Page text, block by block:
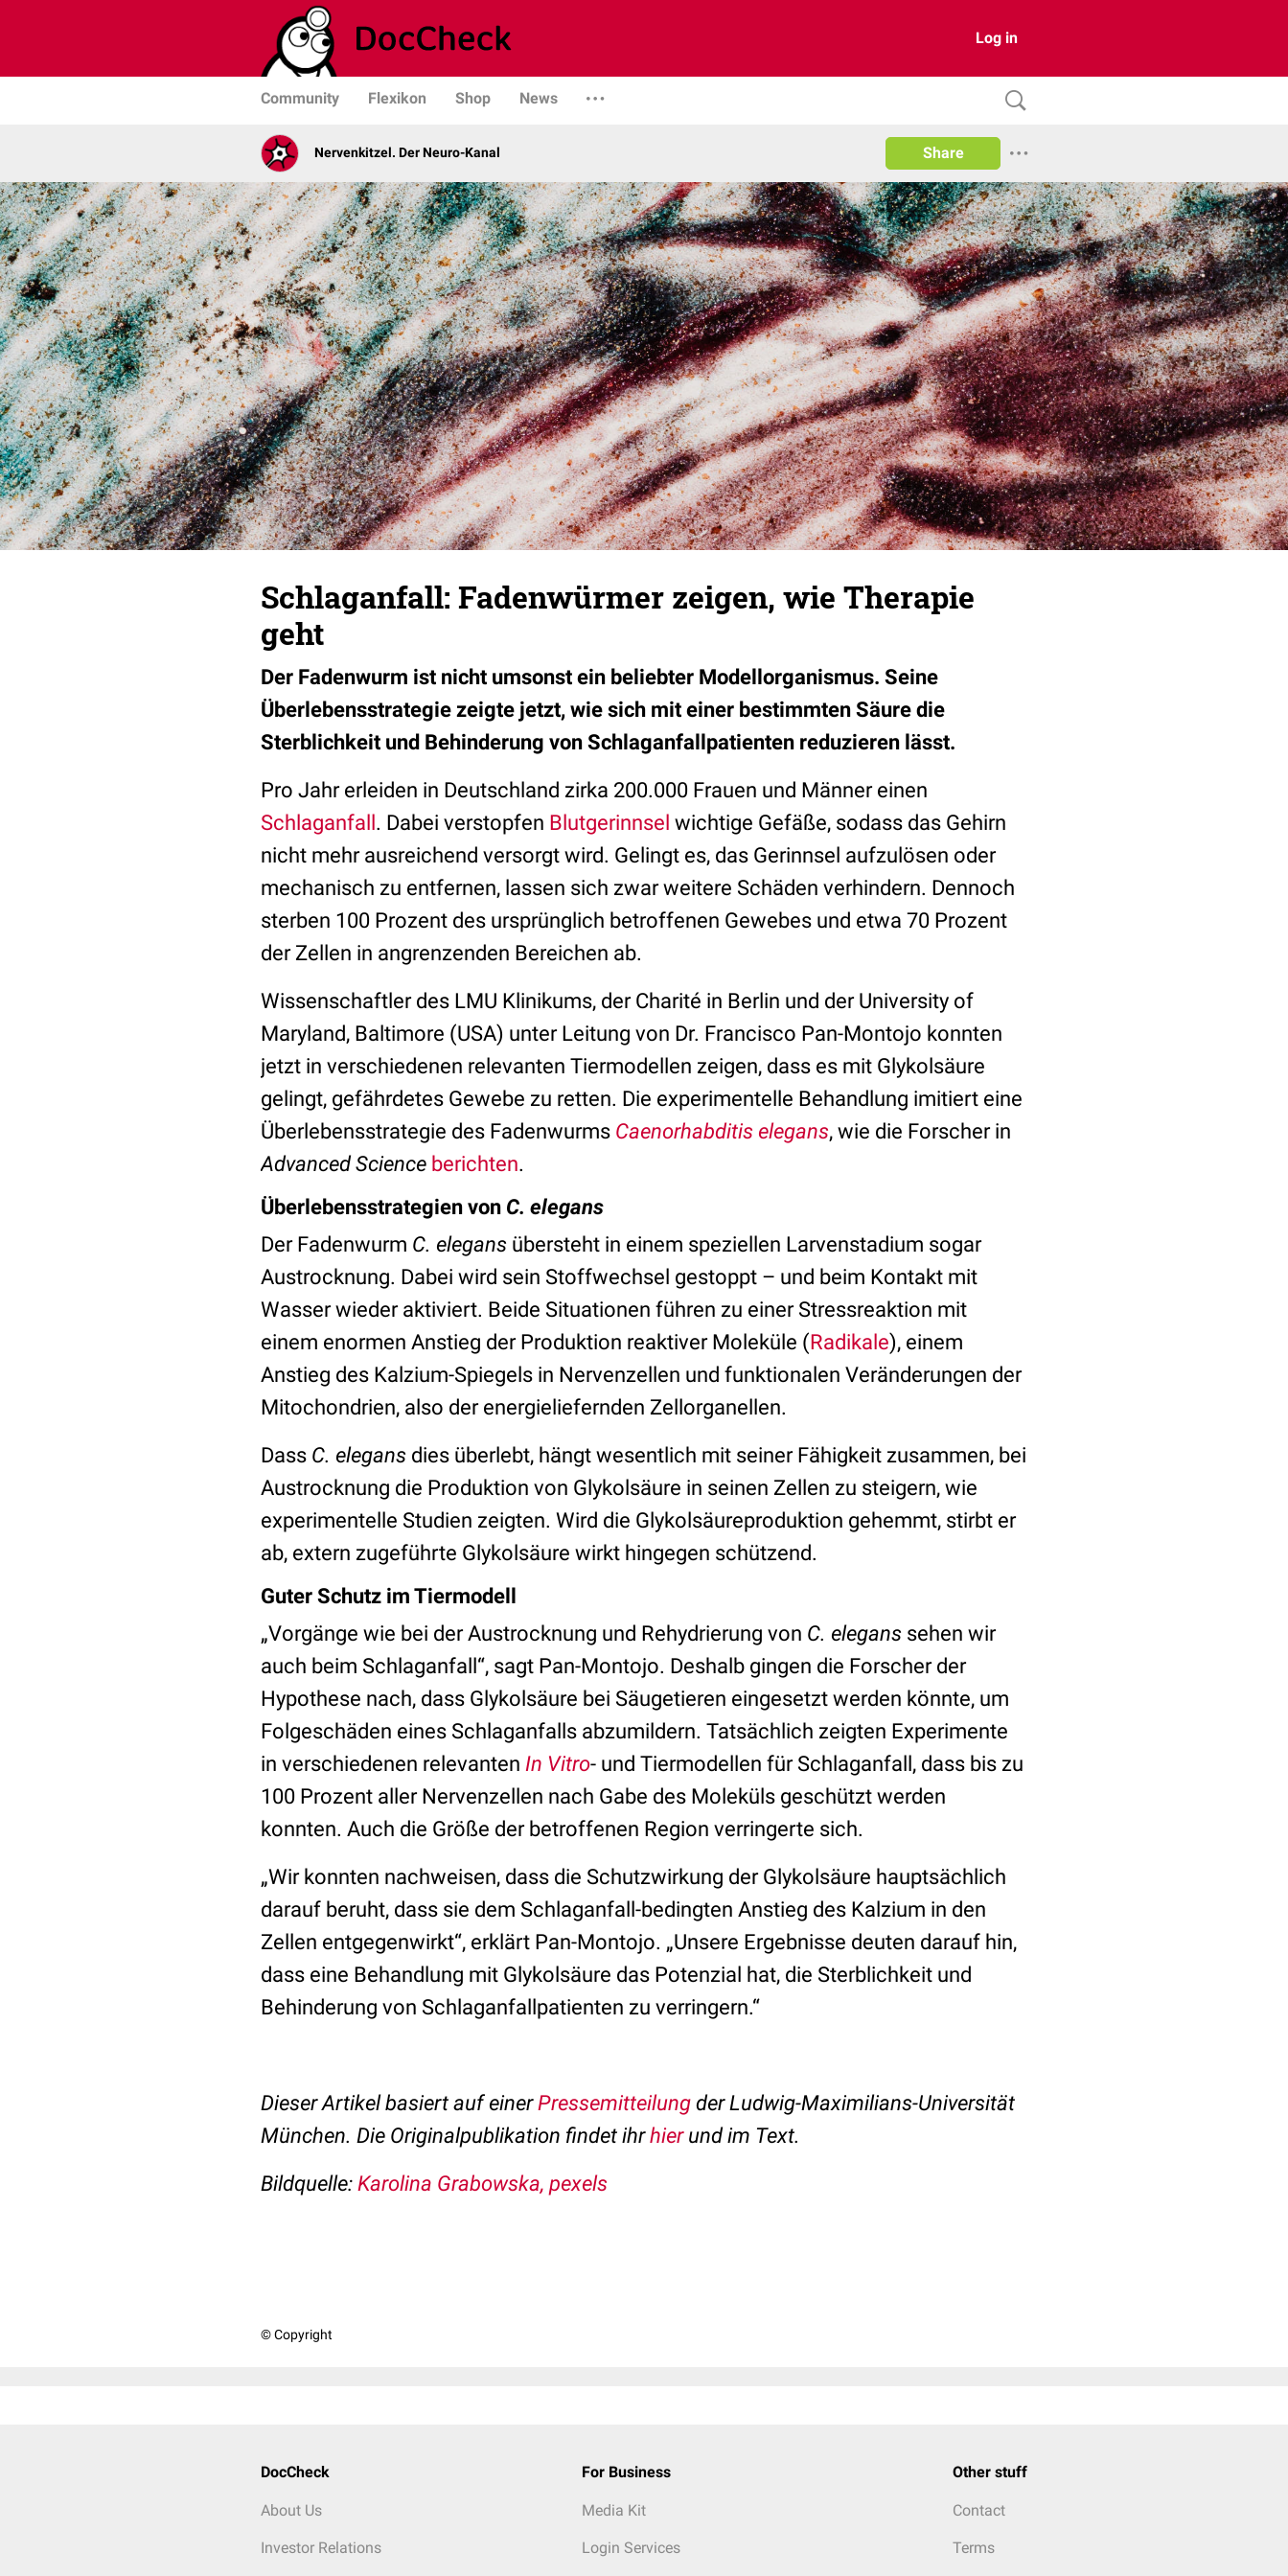
Log in
Community Flexikon Shop News
Nervenkitzel. Der Neuro-Kanal Share
Schlaganfall: Fadenwürmer zeigen, wie Therapie
geht
Der Fadenwurm ist nicht umsonst ein beliebter Modellorganismus. Seine
Überlebensstrategie zeigte jetzt, wie sich mit einer bestimmten Säure die
Sterblichkeit und Behinderung von Schlaganfallpatienten reduzieren lässt.
Pro Jahr erleiden in Deutschland zirka 200.000 Frauen und Männer einen
Schlaganfall. Dabei verstopfen Blutgerinnsel wichtige Gefäße, sodass das Gehirn
nicht mehr ausreichend versorgt wird. Gelingt es, das Gerinnsel aufzulösen oder
mechanisch zu entfernen, lassen sich zwar weitere Schäden verhindern. Dennoch
sterben 100 Prozent des ursprünglich betroffenen Gewebes und etwa 70 Prozent
der Zellen in angrenzenden Bereichen ab.
Wissenschaftler des LMU Klinikums, der Charité in Berlin und der University of
Maryland, Baltimore (USA) unter Leitung von Dr. Francisco Pan-Montojo konnten
jetzt in verschiedenen relevanten Tiermodellen zeigen, dass es mit Glykolsäure
gelingt, gefährdetes Gewebe zu retten. Die experimentelle Behandlung imitiert eine
Überlebensstrategie des Fadenwurms Caenorhabditis elegans, wie die Forscher in
Advanced Science berichten.
Überlebensstrategien von C. elegans
Der Fadenwurm C. elegans übersteht in einem speziellen Larvenstadium sogar
Austrocknung. Dabei wird sein Stoffwechsel gestoppt – und beim Kontakt mit
Wasser wieder aktiviert. Beide Situationen führen zu einer Stressreaktion mit
einem enormen Anstieg der Produktion reaktiver Moleküle (Radikale), einem
Anstieg des Kalzium-Spiegels in Nervenzellen und funktionalen Veränderungen der
Mitochondrien, also der energieliefernden Zellorganellen.
Dass C. elegans dies überlebt, hängt wesentlich mit seiner Fähigkeit zusammen, bei
Austrocknung die Produktion von Glykolsäure in seinen Zellen zu steigern, wie
experimentelle Studien zeigten. Wird die Glykolsäureproduktion gehemmt, stirbt er
ab, extern zugeführte Glykolsäure wirkt hingegen schützend.
Guter Schutz im Tiermodell
„Vorgänge wie bei der Austrocknung und Rehydrierung von C. elegans sehen wir
auch beim Schlaganfall“, sagt Pan-Montojo. Deshalb gingen die Forscher der
Hypothese nach, dass Glykolsäure bei Säugetieren eingesetzt werden könnte, um
Folgeschäden eines Schlaganfalls abzumildern. Tatsächlich zeigten Experimente
in verschiedenen relevanten In Vitro- und Tiermodellen für Schlaganfall, dass bis zu
100 Prozent aller Nervenzellen nach Gabe des Moleküls geschützt werden
konnten. Auch die Größe der betroffenen Region verringerte sich.
„Wir konnten nachweisen, dass die Schutzwirkung der Glykolsäure hauptsächlich
darauf beruht, dass sie dem Schlaganfall-bedingten Anstieg des Kalzium in den
Zellen entgegenwirkt“, erklärt Pan-Montojo. „Unsere Ergebnisse deuten darauf hin,
dass eine Behandlung mit Glykolsäure das Potenzial hat, die Sterblichkeit und
Behinderung von Schlaganfallpatienten zu verringern.“
Dieser Artikel basiert auf einerPressemitteilung der Ludwig-Maximilians-Universität
München. Die Originalpublikation findet ihrhier und im Text.
Bildquelle: Karolina Grabowska, pexels
© Copyright
DocCheck
About Us
Investor Relations
For Business
Media Kit
Login Services
Other stuff
Contact
Terms